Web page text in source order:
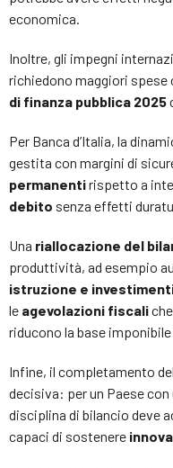
economica.
Inoltre, gli impegni
richiedono maggiori spese
di finanza pubblica 2025
Per Banca d’Italia, la
gestita con margini di
permanentirispetto a
debito senza effetti
Una riallocazione del
produttività, ad esempio
istruzione e
le agevolazioni fiscali
riducono la base imponibile
Infine, il completamento del
decisiva: per un Paese con
disciplina di bilancio deve
capaci di sostenere